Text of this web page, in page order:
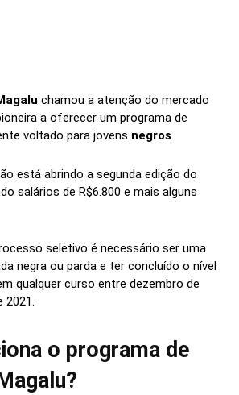
chamou a atenção do mercado
a oferecer um programa de
voltado para jovens negros.
está abrindo a segunda edição do
salários de R$6.800 e mais alguns
seletivo é necessário ser uma
negra ou parda e ter concluído o nível
qualquer curso entre dezembro de
2021.
o programa de